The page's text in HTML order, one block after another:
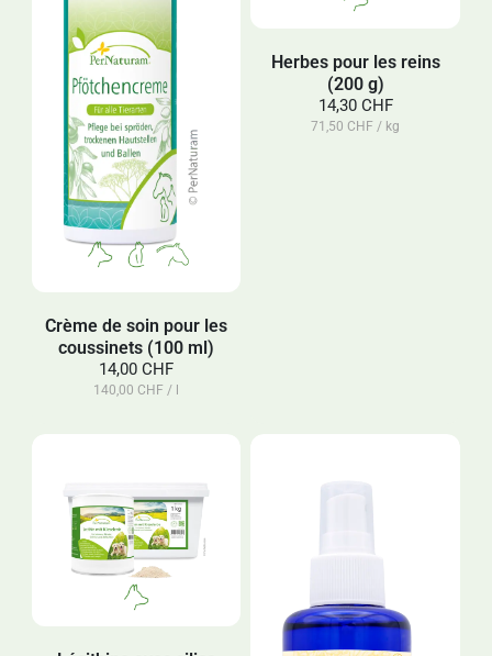
Crème de soin pour les
coussinets (100 ml)
14,00 CHF
140,00 CHF / l
Herbes pour les reins
(200 g)
14,30 CHF
71,50 CHF / kg